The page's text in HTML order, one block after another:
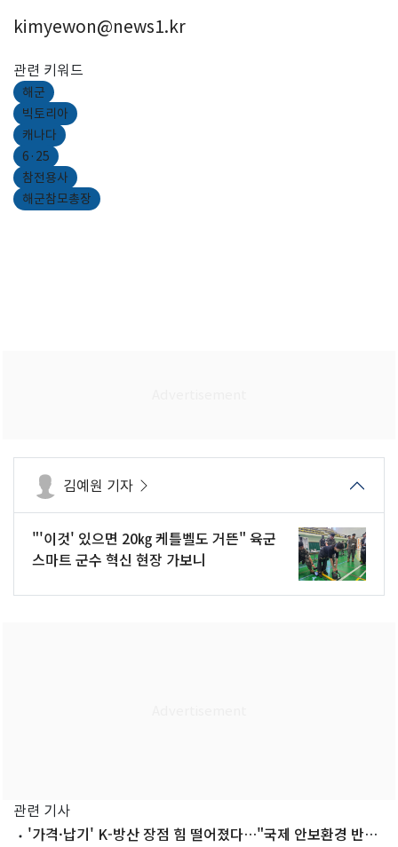
kimyewon@news1.kr
관련 키워드
해군
빅토리아
캐나다
6·25
참전용사
해군참모총장
김예원 기자
"'이것' 있으면 20㎏ 케틀벨도 거뜬" 육군
스마트 군수 혁신 현장 가보니
관련 기사
'가격·납기' K-방산 장점 힘 떨어졌다…"국제 안보환경 반영